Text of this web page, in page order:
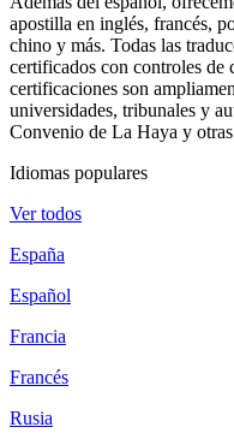
apostilla en inglés, francés,
chino y más. Todas las
certificados con controles de
certificaciones son
universidades, tribunales y
Convenio de La Haya y
Idiomas populares
Ver todos
España
Español
Francia
Francés
Rusia